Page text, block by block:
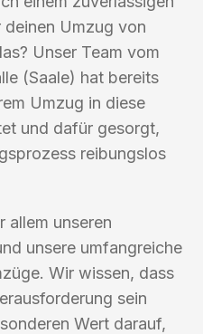
deinen Umzug von
Unser Team vom
(Saale) hat bereits
Umzug in diese
und dafür gesorgt,
reibungslos
allem unseren
unsere umfangreiche
Wir wissen, dass
sein
Wert darauf,